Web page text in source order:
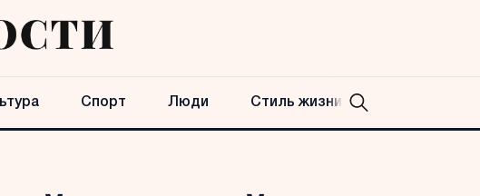
Спорт Люди Стиль жизни